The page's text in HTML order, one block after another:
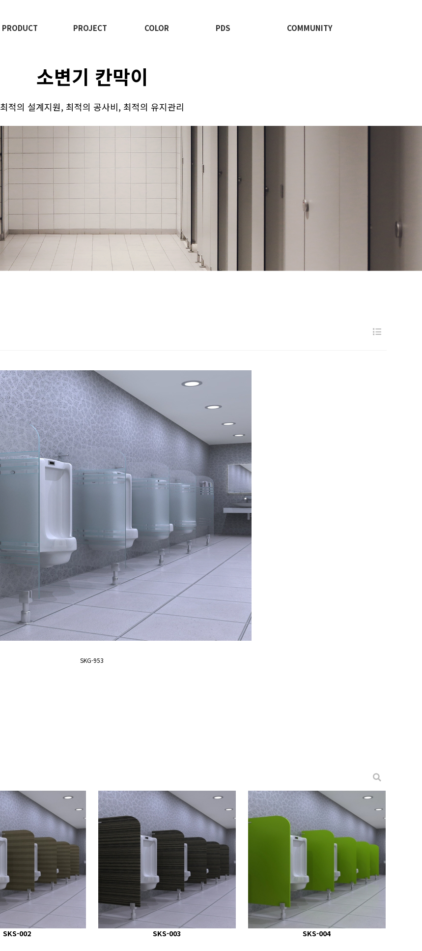
PRODUCT PROJECT COLOR PDS COMMUNITY
소변기 칸막이
최적의 설계지원, 최적의 공사비, 최적의 유지관리
SKG-953
SKS-002 SKS-003 SKS-004